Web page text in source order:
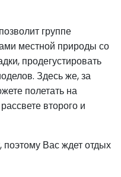
группе
местной природы со
продегустировать
Здесь же, за
полетать на
второго и
Вас ждет отдых